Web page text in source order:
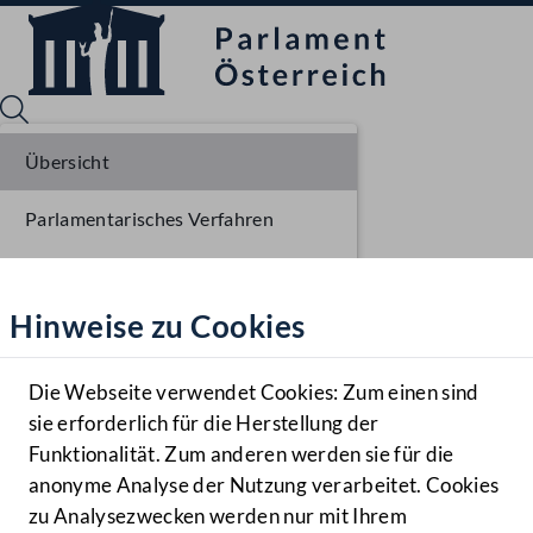
Hilfe
Benutzer
Navigationsmenü öffnen
MENÜ
Hinweise zu Cookies
Die Webseite verwendet Cookies: Zum einen sind
sie erforderlich für die Herstellung der
Funktionalität. Zum anderen werden sie für die
anonyme Analyse der Nutzung verarbeitet. Cookies
zu Analysezwecken werden nur mit Ihrem
Übersicht
Parlamentarisches Verfahren
Ausschussberatungen NR
Plenarberatungen NR
Einlangen BR
Ausschussberatungen BR